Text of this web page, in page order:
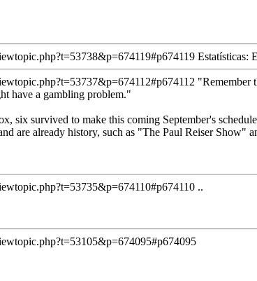
Estatísticas:
"Remember
have a gambling problem."
six survived to make this coming September's
are already history, such as "The Paul Reiser Show"
..